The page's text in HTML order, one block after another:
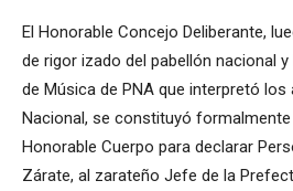
El Honorable Concejo Deliberante,
de rigor izado del pabellón nacional
de Música de PNA que interpretó los
Nacional, se constituyó
Honorable Cuerpo para declarar
Zárate, al zarateño Jefe de la